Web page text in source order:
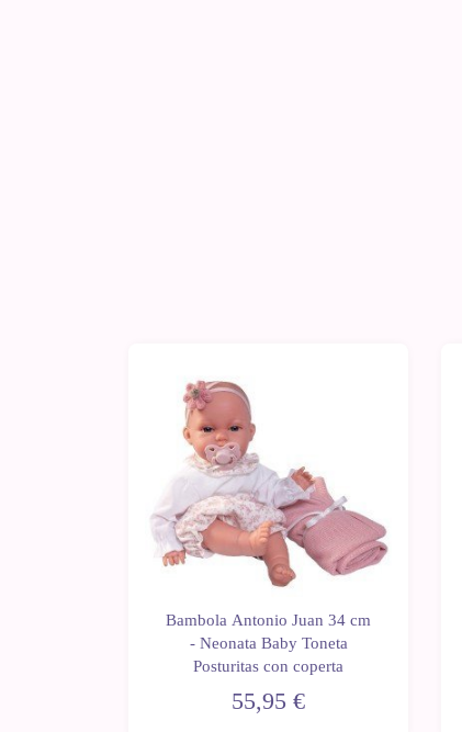
Bambola Antonio Juan 34 cm
- Neonata Baby Toneta
Posturitas con coperta
55,95 €